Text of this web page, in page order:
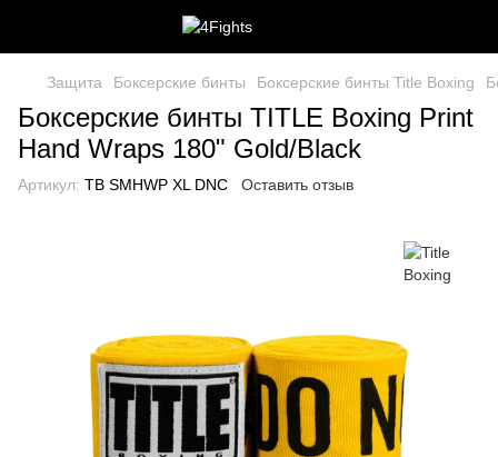
Защита Боксерские бинты Боксерские бинты Title Boxing
Боксерские бинты TITLE Boxing Print
Hand Wraps 180" Gold/Black
Артикул: TB SMHWP XL DNC Оставить отзыв